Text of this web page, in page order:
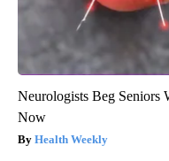
Neurologists Beg Seniors
Now
Health Weekly